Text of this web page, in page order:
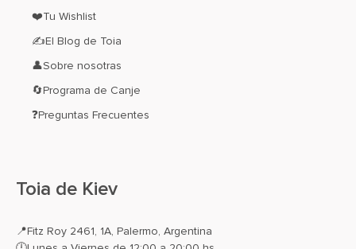
❤️Tu Wishlist
✍El Blog de Toia
👤Sobre nosotras
🔄Programa de Canje
❓Preguntas Frecuentes
Toia de Kiev
📍Fitz Roy 2461, 1A, Palermo, Argentina